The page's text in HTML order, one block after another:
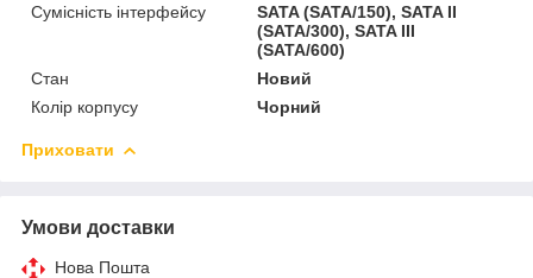
Сумісність інтерфейсу
SATA (SATA/150), SATA II
(SATA/300), SATA III
(SATA/600)
Стан
Новий
Колір корпусу
Чорний
Приховати
Умови доставки
Нова Пошта